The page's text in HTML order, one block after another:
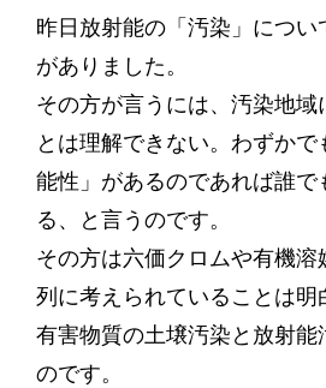
昨日放射能の「汚染」につ
がありました。
その方が言うには、汚染地域
とは理解できない。わずか
能性」があるのであれば誰で
る、と言うのです。
その方は六価クロムや有機溶
列に考えられていることは明
有害物質の土壌汚染と放射能
のです。